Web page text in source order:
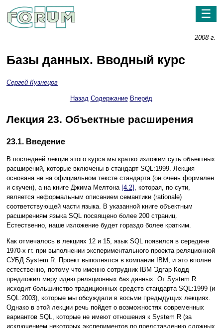
☰
2008 г.
Базы данных. Вводный курс
Сергей Кузнецов
Назад Содержание Вперёд
Лекция 23. Объектные расширения
23.1. Введение
В последней лекции этого курса мы кратко изложим суть объектных
расширений, которые включены в стандарт SQL:1999. Лекция
основана не на официальном тексте стандарта (он очень формален
и скучен), а на книге Джима Мелтона [4.2] , которая, по сути,
является неформальным описанием семантики (rationale)
соответствующей части языка. В указанной книге объектным
расширениям языка SQL посвящено более 200 страниц.
Естественно, наше изложение будет гораздо более кратким.
Как отмечалось в лекциях 12 и 15, язык SQL появился в середине
1970-х гг. при выполнении экспериментального проекта реляционной
СУБД System R. Проект выполнялся в компании IBM, и это вполне
естественно, потому что именно сотрудник IBM Эдгар Кодд
предложил миру идею реляционных баз данных. От System R
исходит большинство традиционных средств стандарта SQL:1999 (и
SQL:2003), которые мы обсуждали в восьми предыдущих лекциях.
Однако в этой лекции речь пойдет о возможностях современных
вариантов SQL, которые не имеют отношения к System R (за
исключением некоторых экспериментов по представлению сложных